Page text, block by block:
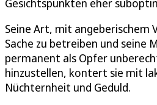
Gesichtspunkten eher
Seine Art, mit angeberischem
Sache zu betreiben und seine
permanent als Opfer
hinzustellen, kontert sie mit
Nüchternheit und Geduld.